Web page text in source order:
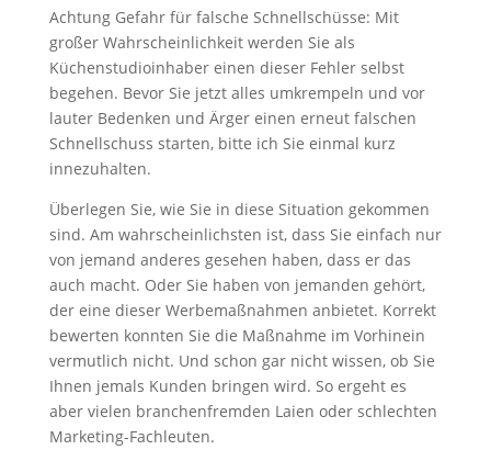
Achtung Gefahr für falsche Schnellschüsse: Mit
großer Wahrscheinlichkeit werden Sie als
Küchenstudioinhaber einen dieser Fehler selbst
begehen. Bevor Sie jetzt alles umkrempeln und vor
lauter Bedenken und Ärger einen erneut falschen
Schnellschuss starten, bitte ich Sie einmal kurz
innezuhalten.
Überlegen Sie, wie Sie in diese Situation gekommen
sind. Am wahrscheinlichsten ist, dass Sie einfach nur
von jemand anderes gesehen haben, dass er das
auch macht. Oder Sie haben von jemanden gehört,
der eine dieser Werbemaßnahmen anbietet. Korrekt
bewerten konnten Sie die Maßnahme im Vorhinein
vermutlich nicht. Und schon gar nicht wissen, ob Sie
Ihnen jemals Kunden bringen wird. So ergeht es
aber vielen branchenfremden Laien oder schlechten
Marketing-Fachleuten.